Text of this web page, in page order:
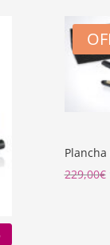
229,00€